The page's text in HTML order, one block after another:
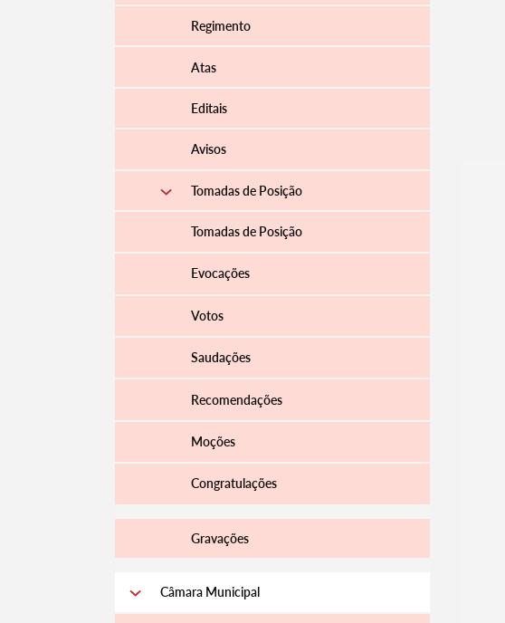
Regimento
Atas
Editais
Avisos
Tomadas de Posição
Tomadas de Posição
Evocações
Votos
Saudações
Recomendações
Moções
Congratulações
Gravações
Câmara Municipal